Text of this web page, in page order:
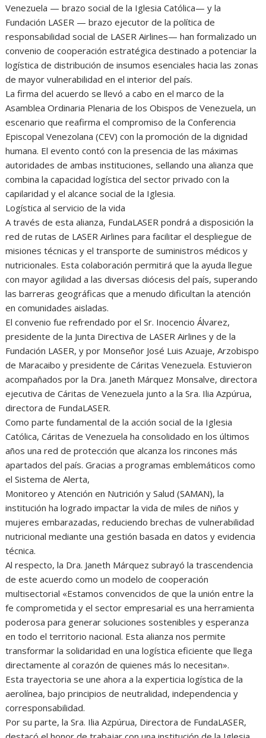
Venezuela — brazo social de la Iglesia Católica— y la
Fundación LASER — brazo ejecutor de la política de
responsabilidad social de LASER Airlines— han formalizado un
convenio de cooperación estratégica destinado a potenciar la
logística de distribución de insumos esenciales hacia las zonas
de mayor vulnerabilidad en el interior del país.
La firma del acuerdo se llevó a cabo en el marco de la
Asamblea Ordinaria Plenaria de los Obispos de Venezuela, un
escenario que reafirma el compromiso de la Conferencia
Episcopal Venezolana (CEV) con la promoción de la dignidad
humana. El evento contó con la presencia de las máximas
autoridades de ambas instituciones, sellando una alianza que
combina la capacidad logística del sector privado con la
capilaridad y el alcance social de la Iglesia.
Logística al servicio de la vida
A través de esta alianza, FundaLASER pondrá a disposición la
red de rutas de LASER Airlines para facilitar el despliegue de
misiones técnicas y el transporte de suministros médicos y
nutricionales. Esta colaboración permitirá que la ayuda llegue
con mayor agilidad a las diversas diócesis del país, superando
las barreras geográficas que a menudo dificultan la atención
en comunidades aisladas.
El convenio fue refrendado por el Sr. Inocencio Álvarez,
presidente de la Junta Directiva de LASER Airlines y de la
Fundación LASER, y por Monseñor José Luis Azuaje, Arzobispo
de Maracaibo y presidente de Cáritas Venezuela. Estuvieron
acompañados por la Dra. Janeth Márquez Monsalve, directora
ejecutiva de Cáritas de Venezuela junto a la Sra. Ilia Azpúrua,
directora de FundaLASER.
Como parte fundamental de la acción social de la Iglesia
Católica, Cáritas de Venezuela ha consolidado en los últimos
años una red de protección que alcanza los rincones más
apartados del país. Gracias a programas emblemáticos como
el Sistema de Alerta,
Monitoreo y Atención en Nutrición y Salud (SAMAN), la
institución ha logrado impactar la vida de miles de niños y
mujeres embarazadas, reduciendo brechas de vulnerabilidad
nutricional mediante una gestión basada en datos y evidencia
técnica.
Al respecto, la Dra. Janeth Márquez subrayó la trascendencia
de este acuerdo como un modelo de cooperación
multisectorial «Estamos convencidos de que la unión entre la
fe comprometida y el sector empresarial es una herramienta
poderosa para generar soluciones sostenibles y esperanza
en todo el territorio nacional. Esta alianza nos permite
transformar la solidaridad en una logística eficiente que llega
directamente al corazón de quienes más lo necesitan».
Esta trayectoria se une ahora a la experticia logística de la
aerolínea, bajo principios de neutralidad, independencia y
corresponsabilidad.
Por su parte, la Sra. Ilia Azpúrua, Directora de FundaLASER,